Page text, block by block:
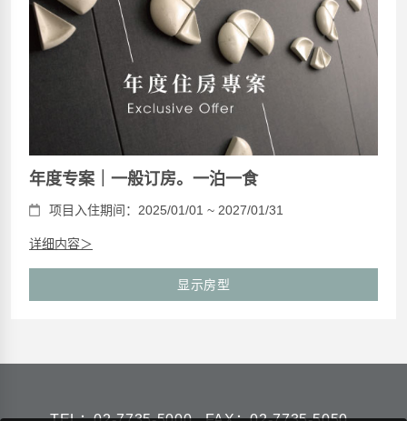
年度专案｜一般订房。一泊一食
项目入住期间：2025/01/01 ~ 2027/01/31
详细内容＞
显示房型